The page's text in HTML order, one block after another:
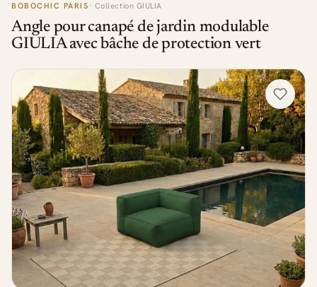
BOBOCHIC PARIS · Collection GIULIA
Angle pour canapé de jardin modulable
GIULIA avec bâche de protection vert